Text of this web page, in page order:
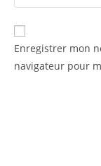
Enregistrer mon
navigateur pour